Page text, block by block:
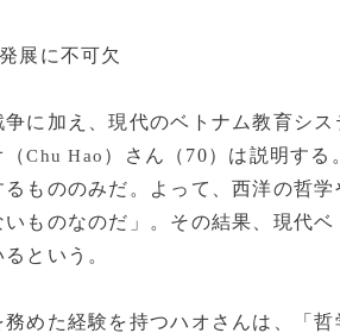
展に不可欠
に加え、現代のベトナム教育シ
（Chu Hao ）さん（70）は説明する
もののみだ。よって、西洋の哲
ものなのだ」。その結果、現代
という。
めた経験を持つハオさんは、「